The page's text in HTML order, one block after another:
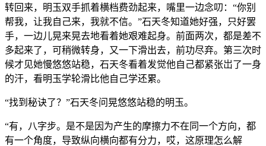
转回来，明玉双手抓着横档费劲起来，嘴里一边念叨：“你别
帮我，让我自己来，我就不信。”石天冬知道她好强，只好罢
手，一边儿晃来晃去地看着她艰难起身。前面两次，都是差不
多起来了，可稍微转身，又一下滑出去，前功尽弃。第三次时
候才见她慢悠悠站稳，石天冬看着发觉他自己都紧张岀了一身
的汗，看明玉学轮滑比他自己学还累。
“找到秘诀了？”石天冬问晃悠悠站稳的明玉。
“有，八字步。是不是因为产生的摩擦力不在同一个方向，都
有一个角度，导致纵向横向都有分力，哎，这原理怎么解